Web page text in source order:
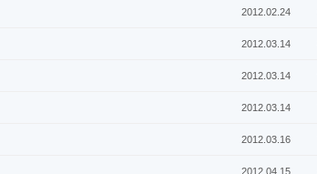
2012.02.24
2012.03.14
2012.03.14
2012.03.14
2012.03.16
2012.04.15